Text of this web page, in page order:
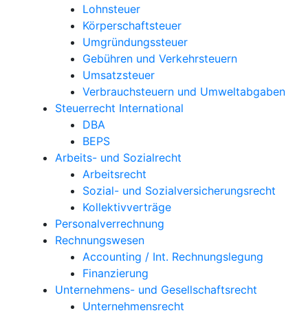
Lohnsteuer
Körperschaftsteuer
Umgründungssteuer
Gebühren und Verkehrsteuern
Umsatzsteuer
Verbrauchsteuern und Umweltabgaben
Steuerrecht International
DBA
BEPS
Arbeits- und Sozialrecht
Arbeitsrecht
Sozial- und Sozialversicherungsrecht
Kollektivverträge
Personalverrechnung
Rechnungswesen
Accounting / Int. Rechnungslegung
Finanzierung
Unternehmens- und Gesellschaftsrecht
Unternehmensrecht